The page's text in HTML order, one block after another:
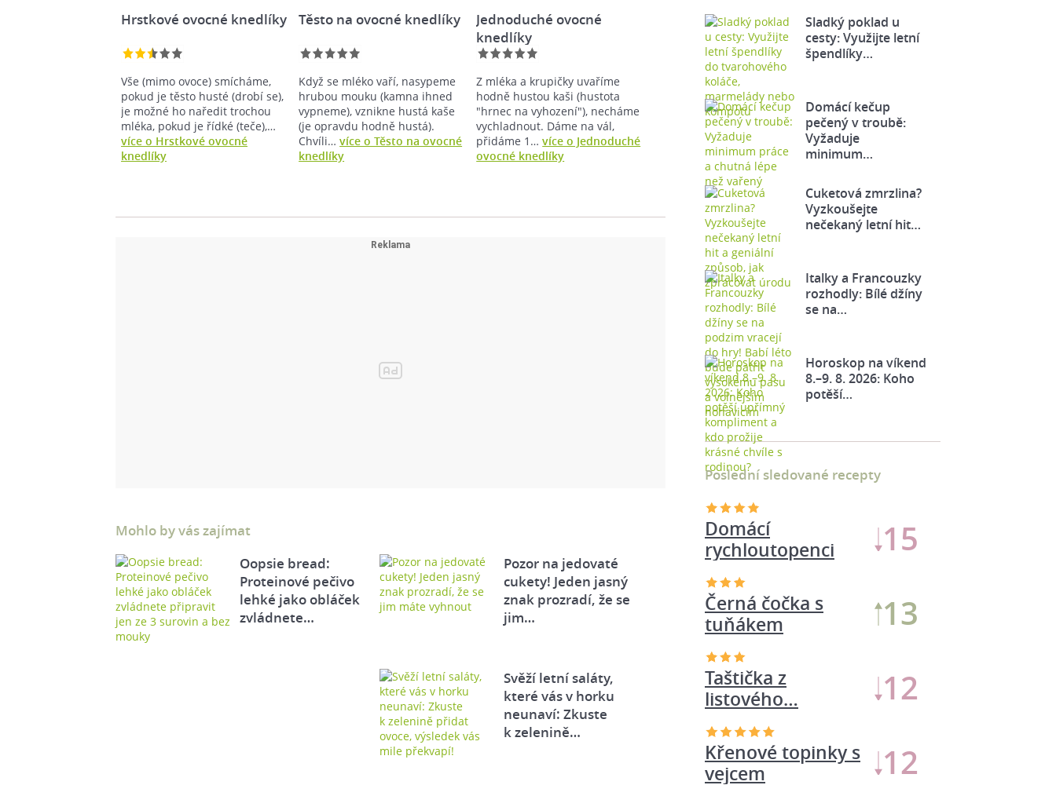
Hrstkové ovocné knedlíky
Vše (mimo ovoce) smícháme,
pokud je těsto husté (drobí se),
je možné ho naředit trochou
mléka, pokud je řídké (teče),…
více o Hrstkové ovocné
knedlíky
Těsto na ovocné knedlíky
Když se mléko vaří, nasypeme
hrubou mouku (kamna ihned
vypneme), vznikne hustá kaše
(je opravdu hodně hustá).
Chvíli…více o Těsto na ovocné
knedlíky
Jednoduché ovocné
knedlíky
Z mléka a krupičky uvaříme
hodně hustou kaši (hustota
"hrnec na vyhození"), necháme
vychladnout. Dáme na vál,
přidáme 1…více o Jednoduché
ovocné knedlíky
Mohlo by vás zajímat
Oopsie bread:
Proteinové pečivo
lehké jako obláček
zvládnete…
Pozor na jedovaté
cukety! Jeden jasný
znak prozradí, že se
jim…
Svěží letní saláty,
které vás v horku
neunaví: Zkuste
k zelenině…
Sladký poklad u
cesty: Využijte letní
špendlíky…
Domácí kečup
pečený v troubě:
Vyžaduje
minimum…
Cuketová zmrzlina?
Vyzkoušejte
nečekaný letní hit…
Italky a Francouzky
rozhodly: Bílé džíny
se na…
Horoskop na víkend
8.–9. 8. 2026: Koho
potěší…
Poslední sledované recepty
Domácí
rychloutopenci
15
Křenové topinky s
vejcem
12
Černá čočka s
tuňákem
13
Taštička z
listového…
12